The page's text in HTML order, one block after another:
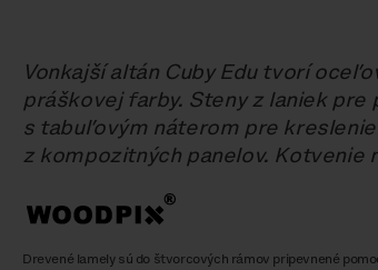
Vonkajší altán Cuby Edu tvorí
práškovej farby. Steny z laniek
s tabuľovým náterom pre
z kompozitných panelov. Kotvenie
Drevené lamely sú do štvorcových rámov pripevnené